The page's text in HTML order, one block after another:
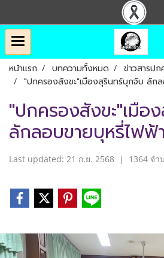
หน้าแรก บทความทั้งหมด
ข่าวสารป
"ปกครองสังขะ"เมืองสุรินทร์บุกจับ ลัก
"ปกครองสังขะ"เมือ
ลักลอบขายบุหรี่ไฟฟ้
Last updated: 21 ก.ย. 2568 | 1364 จำ